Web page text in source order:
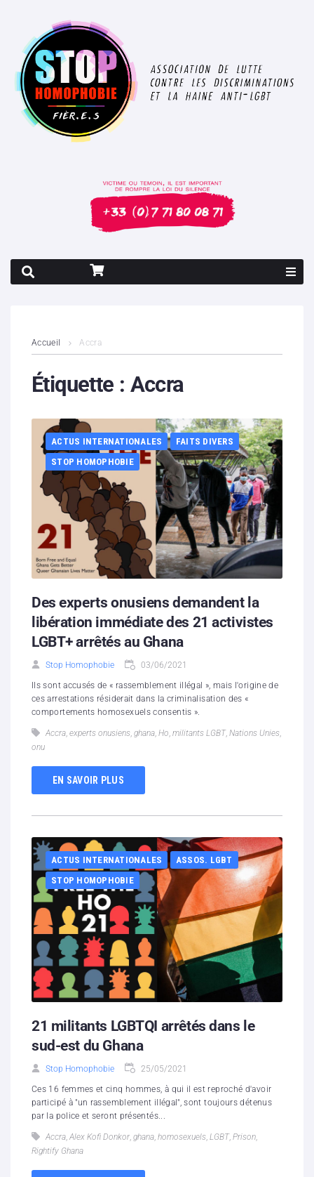
Contenus litigieux
Boutique
Partenaires
Hébergement solidaire
Accueil Accra
Étiquette : Accra
ACTUS INTERNATIONALES
FAITS DIVERS
STOP HOMOPHOBIE
Des experts onusiens demandent la
libération immédiate des 21 activistes
LGBT+ arrêtés au Ghana
Stop Homophobie 03/06/2021
Ils sont accusés de « rassemblement illégal », mais l'origine de
ces arrestations résiderait dans la criminalisation des «
comportements homosexuels consentis ».
Accra, experts onusiens, ghana, Ho, militants LGBT, Nations Unies,
onu
EN SAVOIR PLUS
ACTUS INTERNATIONALES
ASSOS. LGBT
STOP HOMOPHOBIE
21 militants LGBTQI arrêtés dans le
sud-est du Ghana
Stop Homophobie 25/05/2021
Ces 16 femmes et cinq hommes, à qui il est reproché d'avoir
participé à "un rassemblement illégal", sont toujours détenus
par la police et seront présentés...
Accra Alex Kofi Donkor ghana homosexuels LGBT, Prison
Rightify Ghana